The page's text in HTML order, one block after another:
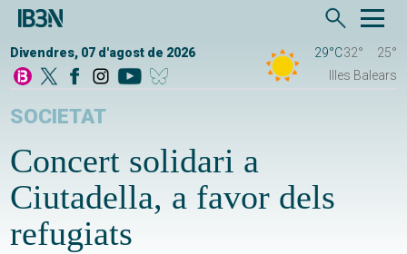
Divendres, 07 d'agost de 2026 29°C32°
25°
Illes Balears
SOCIETAT
Concert solidari a
Ciutadella, a favor dels
refugiats